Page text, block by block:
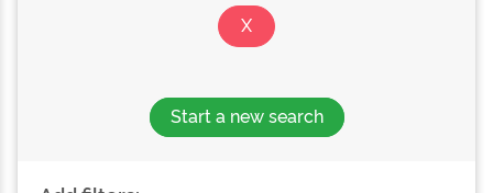
Start a new search